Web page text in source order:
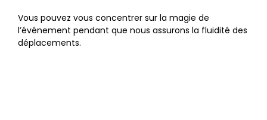
Vous pouvez vous concentrer sur la magie de
l’événement pendant que nous assurons la fluidité des
déplacements.